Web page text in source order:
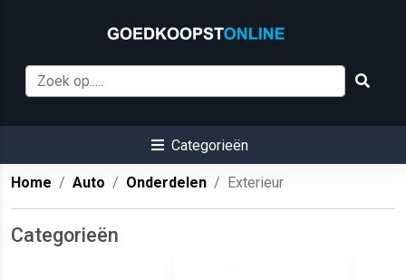
Categorieën
Home Auto Onderdelen Exterieur
Categorieën